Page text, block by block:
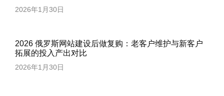
2026年1月30日
2026 俄罗斯网站建设后做复购：老客户维护与新客户
拓展的投入产出对比
2026年1月30日